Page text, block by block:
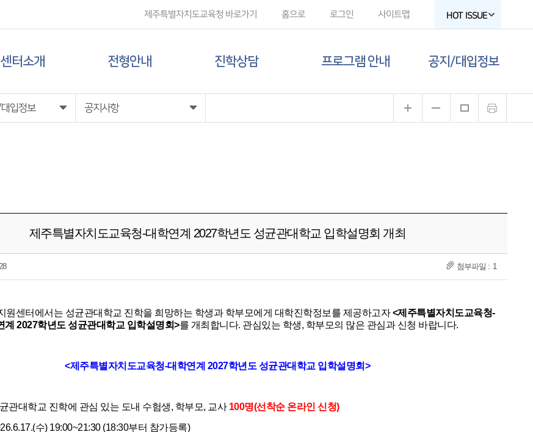
제주특별자치도교육청 바로가기 홈으로 로그인 사이트맵 HOT ISSUE
센터소개 전형안내 진학상담 프로그램 안내 공지/대입정보
센터 소개 대입 일정 공지사항
입정보 공지사항
제주특별자치도교육청-대학연계 2027학년도 성균관대학교 입학설명회 개최
1
원센터에서는 성균관대학교 진학을 희망하는 학생과 학부모에게 대학진학정보를 제공하고자<제주특별자치도교육청-
계 2027학년도 성균관대학교 입학설명회>를 개최합니다. 관심있는 학생, 학부모의 많은 관심과 신청 바랍니다.
<제주특별자치도교육청-대학연계 2027학년도 성균관대학교 입학설명회>
관대학교 진학에 관심 있는 도내 수험생, 학부모, 교사 100명(선착순 온라인 신청)
수) 19:00~21:30 (18:30부터 참가등록)